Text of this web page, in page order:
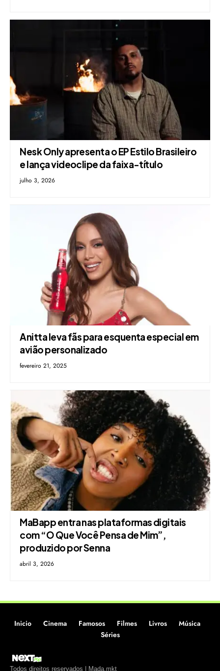
Nesk Only apresenta o EP Estilo Brasileiro
e lança videoclipe da faixa-título
julho 3, 2026
Anitta leva fãs para esquenta especial em
avião personalizado
fevereiro 21, 2025
MaBapp entra nas plataformas digitais
com “O Que Você Pensa de Mim”,
produzido por Senna
abril 3, 2026
Inicio Cinema Famosos Filmes Livros
Música
Séries
Todos direitos reservados | Mada.mkt